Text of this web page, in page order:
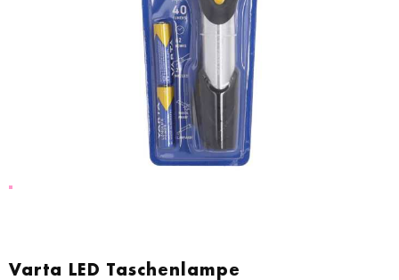
Varta LED Taschenlampe
Anfang